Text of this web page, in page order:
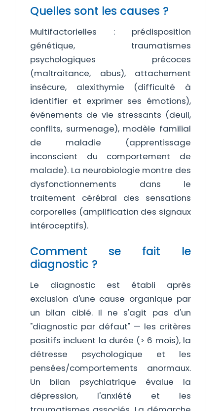
Quelles sont les causes ?
Multifactorielles : prédisposition
génétique, traumatismes
psychologiques précoces
(maltraitance, abus), attachement
insécure, alexithymie (difficulté à
identifier et exprimer ses émotions),
événements de vie stressants (deuil,
conflits, surmenage), modèle familial
de maladie (apprentissage
inconscient du comportement de
malade). La neurobiologie montre des
dysfonctionnements dans le
traitement cérébral des sensations
corporelles (amplification des signaux
intéroceptifs).
Comment se fait le
diagnostic ?
Le diagnostic est établi après
exclusion d'une cause organique par
un bilan ciblé. Il ne s'agit pas d'un
"diagnostic par défaut" — les critères
positifs incluent la durée (> 6 mois), la
détresse psychologique et les
pensées/comportements anormaux.
Un bilan psychiatrique évalue la
dépression, l'anxiété et les